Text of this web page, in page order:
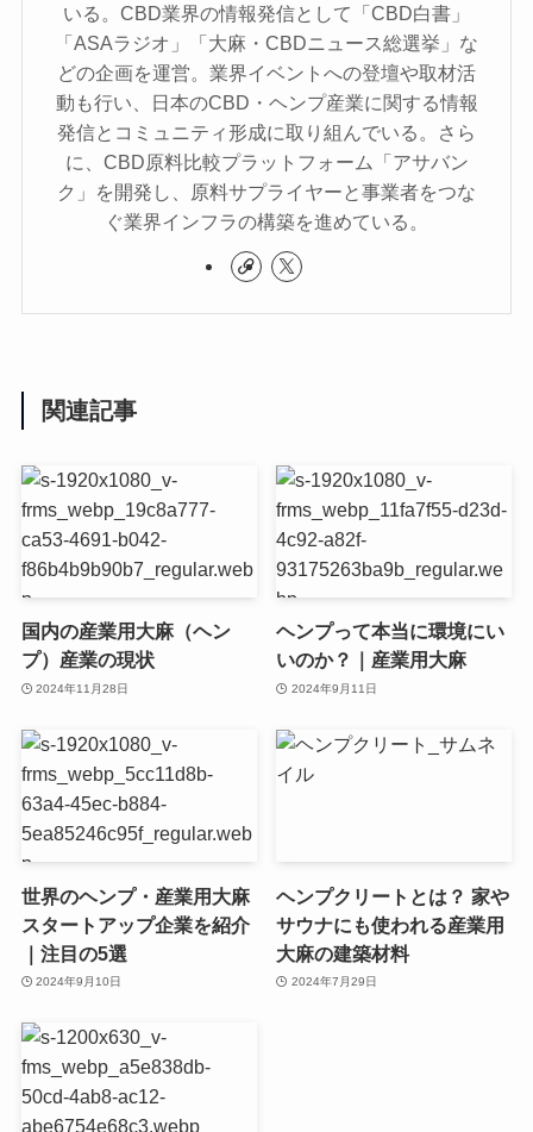
いる。CBD業界の情報発信として「CBD白書」
「ASAラジオ」「大麻・CBDニュース総選挙」な
どの企画を運営。業界イベントへの登壇や取材活
動も行い、日本のCBD・ヘンプ産業に関する情報
発信とコミュニティ形成に取り組んでいる。さら
に、CBD原料比較プラットフォーム「アサバン
ク」を開発し、原料サプライヤーと事業者をつな
ぐ業界インフラの構築を進めている。
関連記事
国内の産業用大麻（ヘン
プ）産業の現状
2024年11月28日
ヘンプって本当に環境にい
いのか？｜産業用大麻
2024年9月11日
世界のヘンプ・産業用大麻
スタートアップ企業を紹介
｜注目の5選
2024年9月10日
ヘンプクリートとは？ 家や
サウナにも使われる産業用
大麻の建築材料
2024年7月29日